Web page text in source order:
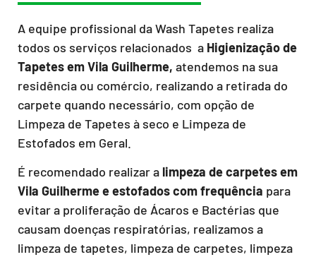
A equipe profissional da Wash Tapetes realiza
todos os serviços relacionados a Higienização de
Tapetes em Vila Guilherme, atendemos na sua
residência ou comércio, realizando a retirada do
carpete quando necessário, com opção de
Limpeza de Tapetes à seco e Limpeza de
Estofados em Geral.
É recomendado realizar a limpeza de carpetes em
Vila Guilherme e estofados com frequência para
evitar a proliferação de Ácaros e Bactérias que
causam doenças respiratórias, realizamos a
limpeza de tapetes, limpeza de carpetes, limpeza